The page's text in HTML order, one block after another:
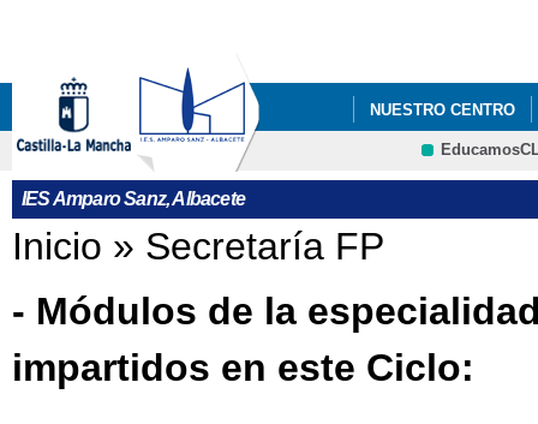
NUESTRO CENTRO
ORIENTACIÓN
IES Amparo Sanz, Albacete
Se encuentra usted aquí
Inicio » Secretaría FP
- Módulos de la
impartidos en este Ciclo: